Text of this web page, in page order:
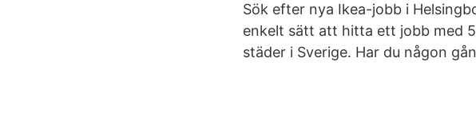
Sök efter nya Ikea-jobb i
enkelt sätt att hitta ett jobb med
städer i Sverige. Har du någon